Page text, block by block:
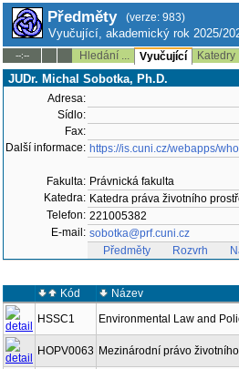
Předměty (verze: 983)
Vyučující, akademický rok 2025/
--:-- Hledání ... Vyučující Katedry
JUDr. Michal Sobotka, Ph.D.
Adresa:
Sídlo:
Fax:
Další informace: https://is.cuni.cz/webapps/
Fakulta: Právnická fakulta
Katedra: Katedra práva životního
Telefon: 221005382
E-mail: sobotka@prf.cuni.cz
Předměty
Rozvrh
Kód
Název
HSSC1
Environmental Law and
HOPV0063 Mezinárodní právo